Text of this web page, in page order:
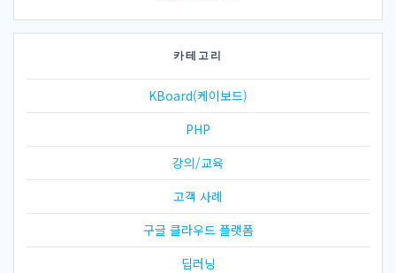
카테고리
KBoard(케이보드)
PHP
강의/교육
고객 사례
구글 클라우드 플랫폼
딥러닝